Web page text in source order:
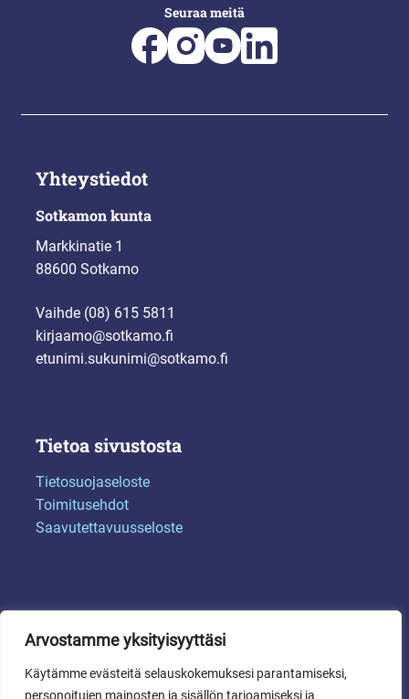
Arvostamme yksityisyyttäsi
Käytämme evästeitä selauskokemuksesi parantamiseksi,
personoitujen mainosten ja sisällön tarjoamiseksi ja
Seuraa meitä
Yhteystiedot
Sotkamon kunta
Markkinatie 1
88600 Sotkamo
Vaihde (08) 615 5811
kirjaamo@sotkamo.fi
etunimi.sukunimi@sotkamo.fi
Tietoa sivustosta
Tietosuojaseloste
Toimitusehdot
Saavutettavuusseloste